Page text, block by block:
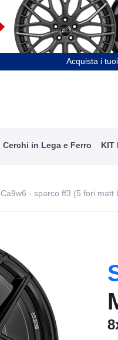
Acquista i
Cerchi in Lega e Ferro KIT
Ca9w6 - sparco ff3 (5 fori matt